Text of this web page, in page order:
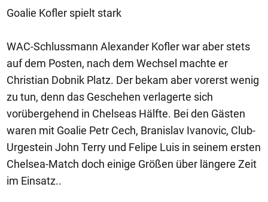
Goalie Kofler spielt stark
WAC-Schlussmann Alexander Kofler war aber stets
auf dem Posten, nach dem Wechsel machte er
Christian Dobnik Platz. Der bekam aber vorerst wenig
zu tun, denn das Geschehen verlagerte sich
vorübergehend in Chelseas Hälfte. Bei den Gästen
waren mit Goalie Petr Cech, Branislav Ivanovic, Club-
Urgestein John Terry und Felipe Luis in seinem ersten
Chelsea-Match doch einige Größen über längere Zeit
im Einsatz..